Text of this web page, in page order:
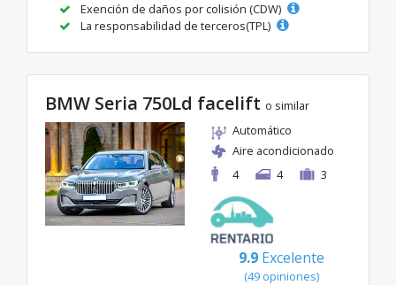
Exención de daños por colisión (CDW)
La responsabilidad de terceros(TPL)
BMW Seria 750Ld facelift o similar
Automático
Aire acondicionado
4
4 3
9.9 Excelente
(49 opiniones)